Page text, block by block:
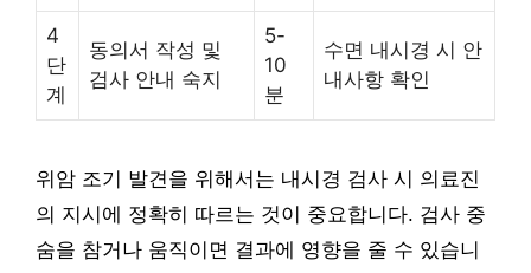
4
단
계
동의서 작성 및
검사 안내 숙지
5-
10
분
수면 내시경 시 안
내사항 확인
위암 조기 발견을 위해서는 내시경 검사 시 의료진
의 지시에 정확히 따르는 것이 중요합니다. 검사 중
숨을 참거나 움직이면 결과에 영향을 줄 수 있습니